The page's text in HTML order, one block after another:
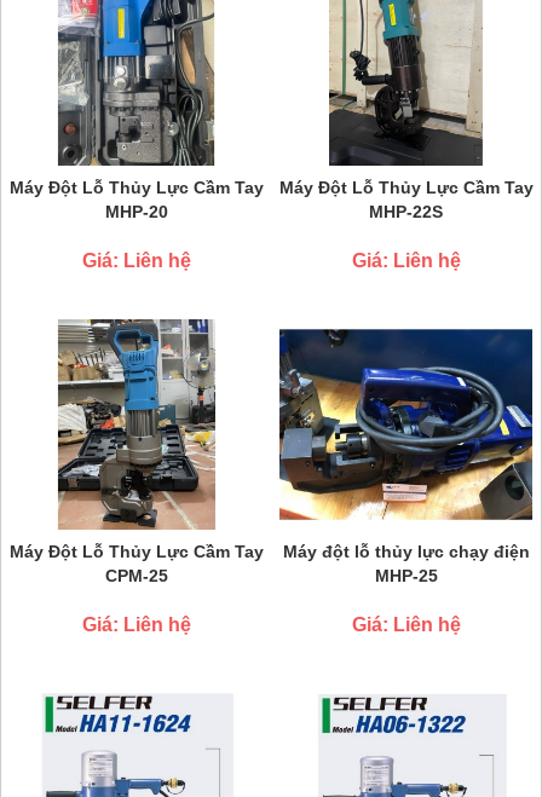
Máy Đột Lỗ Thủy Lực Cầm Tay
MHP-20
Giá: Liên hệ
Máy Đột Lỗ Thủy Lực Cầm Tay
MHP-22S
Giá: Liên hệ
Máy Đột Lỗ Thủy Lực Cầm Tay
CPM-25
Giá: Liên hệ
Máy đột lỗ thủy lực chạy điện
MHP-25
Giá: Liên hệ